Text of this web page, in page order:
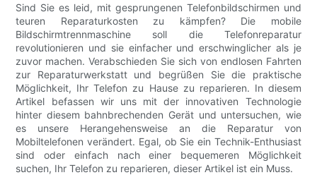
Sind Sie es leid, mit gesprungenen Telefonbildschirmen und
teuren Reparaturkosten zu kämpfen? Die mobile
Bildschirmtrennmaschine soll die Telefonreparatur
revolutionieren und sie einfacher und erschwinglicher als je
zuvor machen. Verabschieden Sie sich von endlosen Fahrten
zur Reparaturwerkstatt und begrüßen Sie die praktische
Möglichkeit, Ihr Telefon zu Hause zu reparieren. In diesem
Artikel befassen wir uns mit der innovativen Technologie
hinter diesem bahnbrechenden Gerät und untersuchen, wie
es unsere Herangehensweise an die Reparatur von
Mobiltelefonen verändert. Egal, ob Sie ein Technik-Enthusiast
sind oder einfach nach einer bequemeren Möglichkeit
suchen, Ihr Telefon zu reparieren, dieser Artikel ist ein Muss.